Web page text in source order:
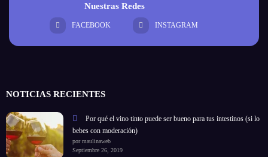
Nuestras Redes
FACEBOOK INSTAGRAM
NOTICIAS RECIENTES
Por qué el vino tinto puede ser bueno para tus intestinos (si lo
bebes con moderación)
por maulinaweb
Septiembre 26, 2019